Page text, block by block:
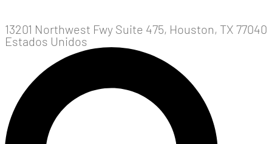
13201 Northwest Fwy Suite 475, Houston, TX 77040
Estados Unidos